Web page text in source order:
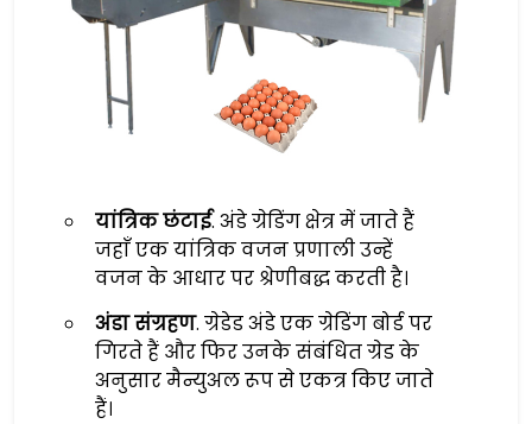
यांत्रिक छंटाई. अंडे ग्रेडिंग क्षेत्र में जाते हैं
जहाँ एक यांत्रिक वजन प्रणाली उन्हें
वजन के आधार पर श्रेणीबद्ध करती है।
अंडा संग्रहण. ग्रेडेड अंडे एक ग्रेडिंग बोर्ड पर
गिरते हैं और फिर उनके संबंधित ग्रेड के
अनुसार मैन्युअल रूप से एकत्र किए जाते
हैं।